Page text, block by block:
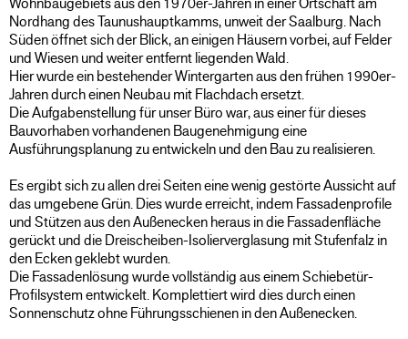
Nordhang des Taunushauptkamms, unweit der Saalburg. Nach
Süden öffnet sich der Blick, an einigen Häusern vorbei, auf Felder
und Wiesen und weiter entfernt liegenden Wald.
Hier wurde ein bestehender Wintergarten aus den frühen 1990er-
Jahren durch einen Neubau mit Flachdach ersetzt.
Die Aufgabenstellung für unser Büro war, aus einer für dieses
Bauvorhaben vorhandenen Baugenehmigung eine
Ausführungsplanung zu entwickeln und den Bau zu realisieren.
Es ergibt sich zu allen drei Seiten eine wenig gestörte Aussicht auf
das umgebene Grün. Dies wurde erreicht, indem Fassadenprofile
und Stützen aus den Außenecken heraus in die Fassadenfläche
gerückt und die Dreischeiben-Isolierverglasung mit Stufenfalz in
den Ecken geklebt wurden.
Die Fassadenlösung wurde vollständig aus einem Schiebetür-
Profilsystem entwickelt. Komplettiert wird dies durch einen
Sonnenschutz ohne Führungsschienen in den Außenecken.